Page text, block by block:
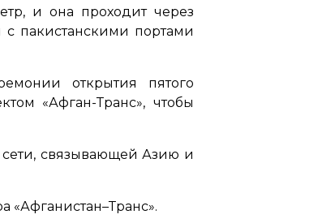
и она проходит через
пакистанскими портами
открытия пятого
«Афган-Транс», чтобы
связывающей Азию и
«Афганистан–Транс».